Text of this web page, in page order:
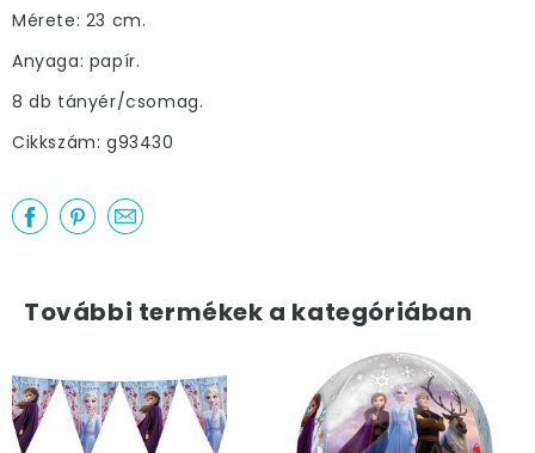
Mérete: 23 cm.
Anyaga: papír.
8 db tányér/csomag.
Cikkszám: g93430
További termékek a kategóriában